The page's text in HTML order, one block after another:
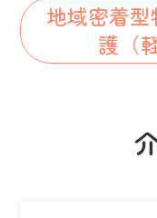
地域密着
護（